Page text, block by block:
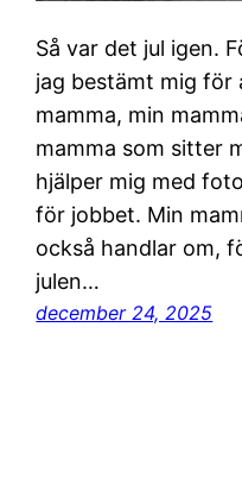
Så var det jul igen.
jag bestämt mig för
mamma, min
mamma som sitter
hjälper mig med
för jobbet. Min
också handlar om,
julen…
december 24, 2025